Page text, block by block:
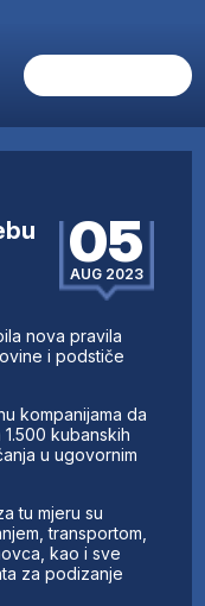
05
AUG 2023
nova pravila
i podstiče
kompanijama da
kubanskih
u ugovornim
tu mjeru su
transportom,
kao i sve
za podizanje